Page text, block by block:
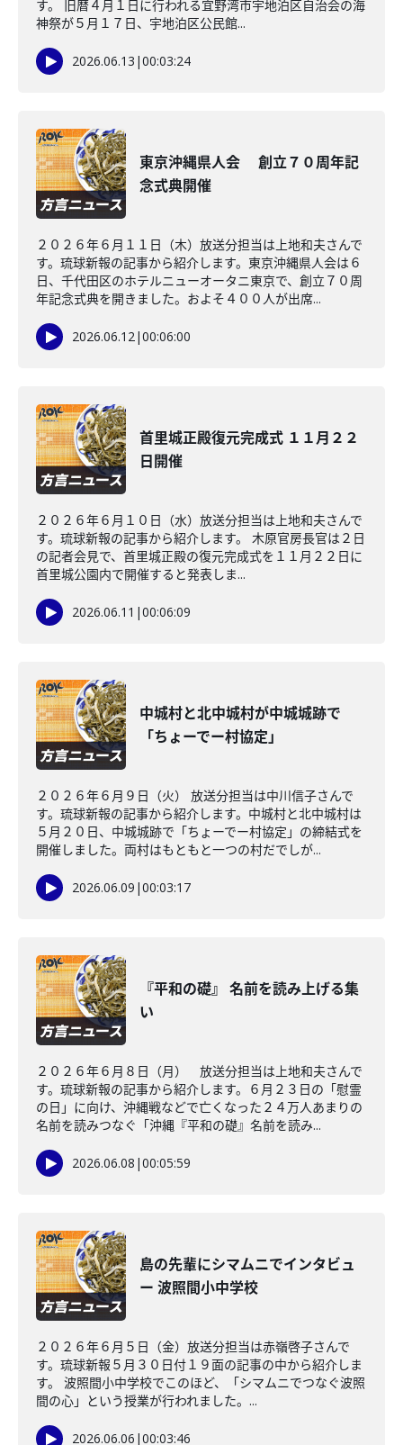
す。 旧暦４月１日に行われる宜野湾市宇地泊区自治会の海
神祭が５月１７日、宇地泊区公民館...
2026.06.13 |00:03:24
東京沖縄県人会 創立７０周年記
念式典開催
２０２６年６月１１日（木）放送分担当は上地和夫さんで
す。琉球新報の記事から紹介します。東京沖縄県人会は６
日、千代田区のホテルニューオータニ東京で、創立７０周
年記念式典を開きました。およそ４００人が出席...
2026.06.12|00:06:00
首里城正殿復元完成式 １１月２２
日開催
２０２６年６月１０日（水）放送分担当は上地和夫さんで
す。琉球新報の記事から紹介します。 木原官房長官は２日
の記者会見で、首里城正殿の復元完成式を１１月２２日に
首里城公園内で開催すると発表しま...
2026.06.11 |00:06:09
中城村と北中城村が中城城跡で
「ちょーでー村協定」
２０２６年６月９日（火） 放送分担当は中川信子さんで
す。琉球新報の記事から紹介します。中城村と北中城村は
５月２０日、中城城跡で「ちょーでー村協定」の締結式を
開催しました。両村はもともと一つの村だでしが...
2026.06.09 |00:03:17
『平和の礎』 名前を読み上げる集
い
２０２６年６月８日（月） 放送分担当は上地和夫さんで
す。琉球新報の記事から紹介します。６月２３日の「慰霊
の日」に向け、沖縄戦などで亡くなった２４万人あまりの
名前を読みつなぐ「沖縄『平和の礎』名前を読み...
2026.06.08 |00:05:59
島の先輩にシマムニでインタビュ
ー 波照間小中学校
２０２６年６月５日（金）放送分担当は赤嶺啓子さんで
す。琉球新報５月３０日付１９面の記事の中から紹介しま
す。 波照間小中学校でこのほど、「シマムニでつなぐ波照
間の心」という授業が行われました。...
2026.06.06 |00:03:46